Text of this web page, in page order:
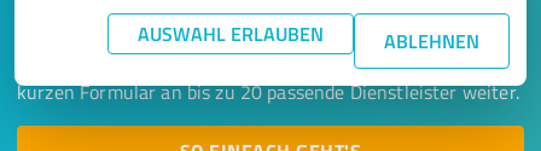
AUSWAHL ERLAUBEN ABLEHNEN
Lassen Sie sich einfach von passenden Experten in Ihrer
Nähe kontaktieren! Wir leiten Ihr Anliegen aus einem
kurzen Formular an bis zu 20 passende Dienstleister weiter.